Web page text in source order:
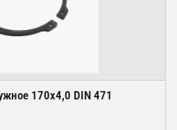
170х4,0 DIN 471